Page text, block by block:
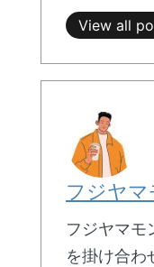
View all
フジヤマ
フジヤマモ
を掛け合わ